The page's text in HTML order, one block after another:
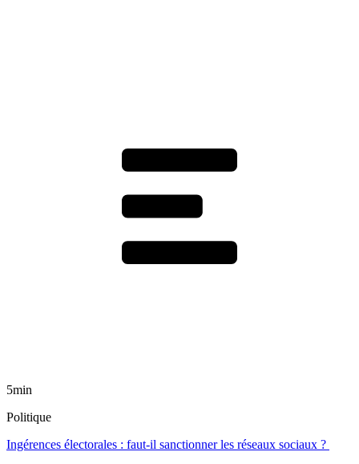
5min
Politique
Ingérences électorales : faut-il sanctionner les réseaux sociaux ?